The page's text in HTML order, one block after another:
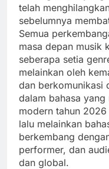
telah
sebelumnya
Semua
masa depan musik
seberapa setia
melainkan oleh
dan berkomunikasi
dalam bahasa
modern tahun
lalu melainkan
berkembang
performer, dan
dan global.